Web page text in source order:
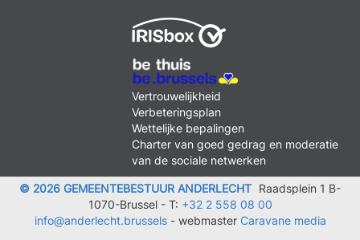
MENU
FOOTER
LEGAL
Vertrouwelijkheid
Verbeteringsplan
Wettelijke bepalingen
Charter van goed gedrag en moderatie
van de sociale netwerken
© 2026 GEMEENTEBESTUUR ANDERLECHT Raadsplein 1 B-
1070-Brussel - T: +32 2 558 08 00
info@anderlecht.brussels- webmaster Caravane media